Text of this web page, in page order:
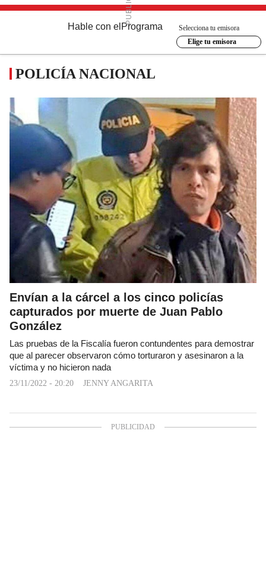
Hable con el Programa
Selecciona tu emisora
Elige tu emisora
POLICÍA NACIONAL
Envían a la cárcel a los cinco policías
capturados por muerte de Juan Pablo
González
Las pruebas de la Fiscalía fueron contundentes para demostrar
que al parecer observaron cómo torturaron y asesinaron a la
víctima y no hicieron nada
23/11/2022 - 20:20 JENNY ANGARITA